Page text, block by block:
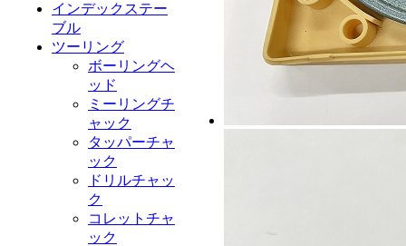
インデックステー
ブル
ツーリング
ボーリングヘ
ッド
ミーリングチ
ャック
タッパーチャ
ック
ドリルチャッ
ク
コレットチャ
ック